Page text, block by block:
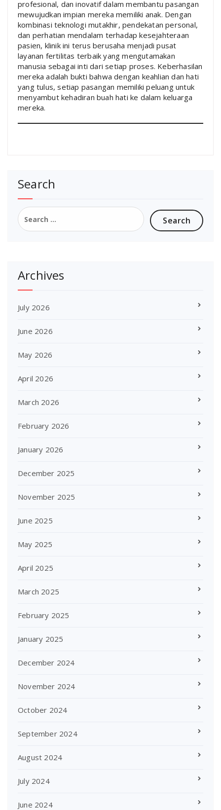
profesional, dan inovatif dalam membantu pasangan
mewujudkan impian mereka memiliki anak. Dengan
kombinasi teknologi mutakhir, pendekatan personal,
dan perhatian mendalam terhadap kesejahteraan
pasien, klinik ini terus berusaha menjadi pusat
layanan fertilitas terbaik yang mengutamakan
manusia sebagai inti dari setiap proses. Keberhasilan
mereka adalah bukti bahwa dengan keahlian dan hati
yang tulus, setiap pasangan memiliki peluang untuk
menyambut kehadiran buah hati ke dalam keluarga
mereka.
Search
Search
for:
Archives
July 2026
June 2026
May 2026
April 2026
March 2026
February 2026
January 2026
December 2025
November 2025
June 2025
May 2025
April 2025
March 2025
February 2025
January 2025
December 2024
November 2024
October 2024
September 2024
August 2024
July 2024
June 2024